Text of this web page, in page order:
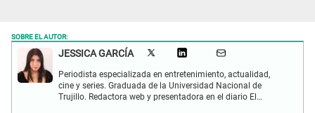
SOBRE EL AUTOR:
JESSICA GARCÍA
Periodista especializada en entretenimiento, actualidad,
cine y series. Graduada de la Universidad Nacional de
Trujillo. Redactora web y presentadora en el diario El